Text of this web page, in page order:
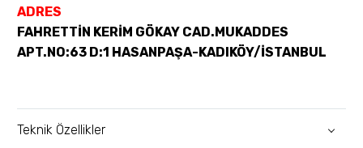
ADRES
FAHRETTİN KERİM GÖKAY CAD.MUKADDES
APT.NO:63 D:1 HASANPAŞA-KADIKÖY/İSTANBUL
Teknik Özellikler